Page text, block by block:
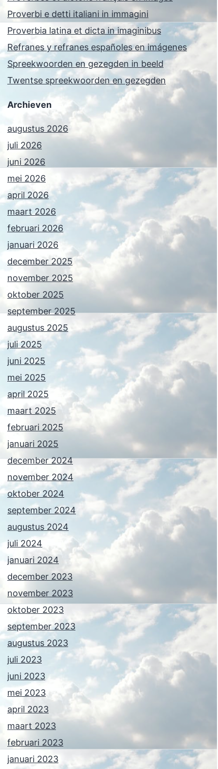
Proverbi e detti italiani in immagini
Proverbia latina et dicta in imaginibus
Refranes y refranes españoles en imágenes
Spreekwoorden en gezegden in beeld
Twentse spreekwoorden en gezegden
Archieven
augustus 2026
juli 2026
juni 2026
mei 2026
april 2026
maart 2026
februari 2026
januari 2026
december 2025
november 2025
oktober 2025
september 2025
augustus 2025
juli 2025
juni 2025
mei 2025
april 2025
maart 2025
februari 2025
januari 2025
december 2024
november 2024
oktober 2024
september 2024
augustus 2024
juli 2024
januari 2024
december 2023
november 2023
oktober 2023
september 2023
augustus 2023
juli 2023
juni 2023
mei 2023
april 2023
maart 2023
februari 2023
januari 2023